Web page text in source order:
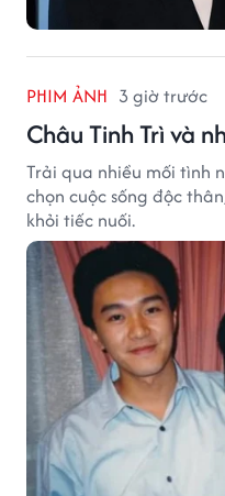
PHIM ẢNH 3 giờ trước
Châu Tinh Trì và
Trải qua nhiều mối tình
chọn cuộc sống độc
khỏi tiếc nuối.